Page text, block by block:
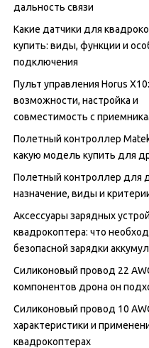
дальность связи
Какие датчики для
купить: виды, функции и
подключения
Пульт управления Horus X10:
возможности, настройка и
совместимость с
Полетный контроллер
какую модель купить для
Полетный контроллер для
назначение, виды и
Аксессуары зарядных
квадрокоптера: что
безопасной зарядки
Силиконовый провод 22
компонентов дрона он
Силиконовый провод 10
характеристики и
квадрокоптерах